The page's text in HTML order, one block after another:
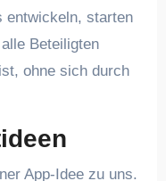
entwickeln, starten
Beteiligten
ohne sich durch
App-Idee zu uns.